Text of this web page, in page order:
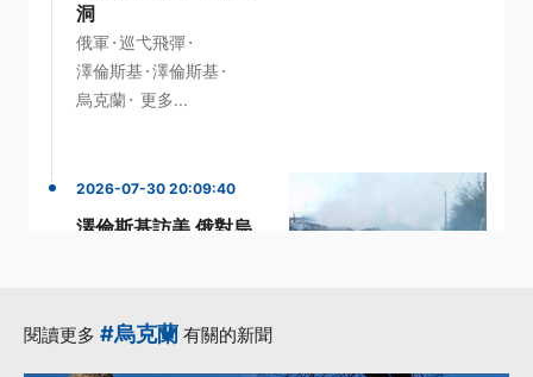
洞
俄軍 ·巡弋飛彈·
澤倫斯基 ·澤倫斯基 ·
烏克蘭· 更多...
2026-07-30 20:09:40
澤倫斯基訪美 俄對烏
閱讀更多 #烏克蘭 有關的新聞